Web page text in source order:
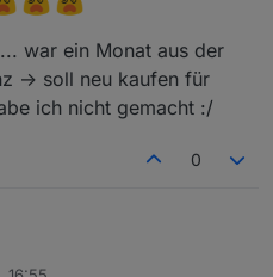
war ein Monat aus der
-> soll neu kaufen für
ich nicht gemacht :/
0